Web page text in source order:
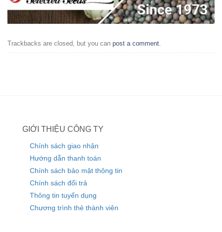
Trackbacks are closed, but you can post a comment.
GIỚI THIỆU CÔNG TY
Chính sách giao nhận
Hướng dẫn thanh toán
Chính sách bảo mật thông tin
Chính sách đổi trả
Thông tin tuyển dụng
Chương trình thẻ thành viên